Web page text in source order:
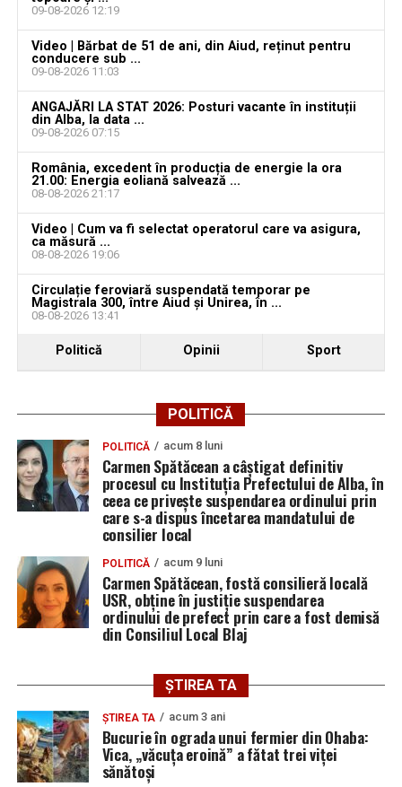
„Suntem surprinși toți”
Un alt locuitor al comunei afirmă că Vasile Sevestrean
era apreciat pentru activitatea desfășurată în fruntea
administrației locale.
„Era un băiat bun. La Primărie făcea treabă bună. A făcut
multe pentru sat. Suntem surprinși toți. Nu l-am văzut
niciodată abătut sau dezamăgit. L-am văzut acum câteva
zile și nu părea să fie ceva în neregulă. Este o pierdere
foarte grea pentru comună, vecini și familie”, a declarat
acesta.
Moartea lui Vasile Sevestrean a lăsat în urmă multă
durere în Bucerdea Grânoasă, iar numeroși localnici și-
au exprimat regretul și compasiunea față de familia
Adaugă blajinfo.ro ca sursă
preferată pe Google
Ultimele știri din Blaj
ACS Atomic Blaj, medalie de bronz la Campionatul
Național U16 de volei pe nisip: Ilinca Iuga și
Andreea Pripon, pe podium la Arad
Peste 1,5 milioane de lei pentru aparatură medicală
meciurile de pregătire: CIL Blaj – Performanța Ighiu
5-3 (2-0)
09-08-2026 12:19
Video | Bărbat de 51 de ani, din Aiud, reținut pentru
conducere sub ...
09-08-2026 11:03
ANGAJĂRI LA STAT 2026: Posturi vacante în instituții
din Alba, la data ...
09-08-2026 07:15
România, excedent în producția de energie la ora
21.00: Energia eoliană salvează ...
08-08-2026 21:17
Video | Cum va fi selectat operatorul care va asigura,
ca măsură ...
08-08-2026 19:06
Circulație feroviară suspendată temporar pe
Magistrala 300, între Aiud și Unirea, în ...
08-08-2026 13:41
Politică Opinii Sport
POLITICĂ
POLITICĂ acum 8 luni
Carmen Spătăcean a câștigat definitiv
procesul cu Instituția Prefectului de Alba, în
ceea ce privește suspendarea ordinului prin
care s-a dispus încetarea mandatului de
consilier local
POLITICĂ acum 9 luni
Carmen Spătăcean, fostă consilieră locală
USR, obține în justiție suspendarea
ordinului de prefect prin care a fost demisă
din Consiliul Local Blaj
ȘTIREA TA
ȘTIREA TA acum 3 ani
Bucurie în ograda unui fermier din Ohaba:
Vica, „văcuța eroină” a fătat trei viței
sănătoși